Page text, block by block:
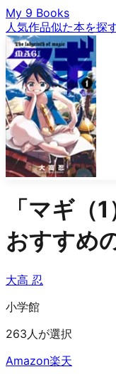
My 9 Books
人気作品似た本を探
「マギ（1
おすすめ
大高 忍
小学館
263人が選択
Amazon楽天